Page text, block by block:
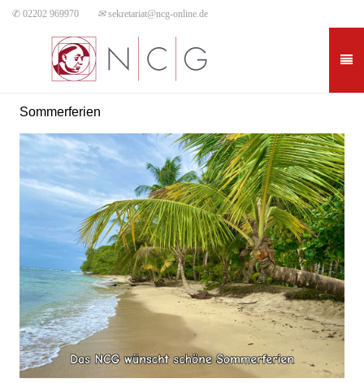
✆ 02202 969970 ✉sekretariat@ncg-online.de
Sommerferien